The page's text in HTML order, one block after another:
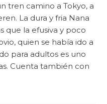
tren camino a Tokyo, a
La dura y fria Nana
que la efusiva y poco
quien se había ido a
para adultos es uno
Cuenta también con